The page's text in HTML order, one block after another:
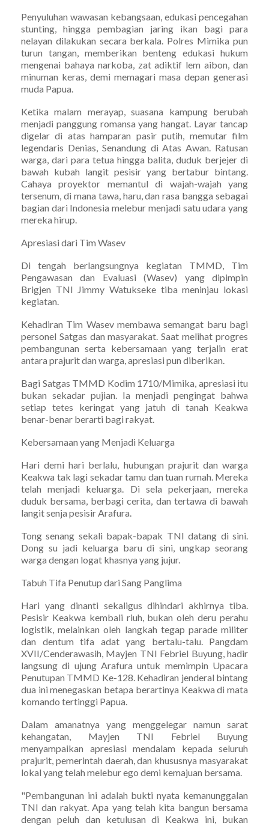
Penyuluhan wawasan kebangsaan, edukasi pencegahan
stunting, hingga pembagian jaring ikan bagi para
nelayan dilakukan secara berkala. Polres Mimika pun
turun tangan, memberikan benteng edukasi hukum
mengenai bahaya narkoba, zat adiktif lem aibon, dan
minuman keras, demi memagari masa depan generasi
muda Papua.
Ketika malam merayap, suasana kampung berubah
menjadi panggung romansa yang hangat. Layar tancap
digelar di atas hamparan pasir putih, memutar film
legendaris Denias, Senandung di Atas Awan. Ratusan
warga, dari para tetua hingga balita, duduk berjejer di
bawah kubah langit pesisir yang bertabur bintang.
Cahaya proyektor memantul di wajah-wajah yang
tersenum, di mana tawa, haru, dan rasa bangga sebagai
bagian dari Indonesia melebur menjadi satu udara yang
mereka hirup.
Apresiasi dari Tim Wasev
Di tengah berlangsungnya kegiatan TMMD, Tim
Pengawasan dan Evaluasi (Wasev) yang dipimpin
Brigjen TNI Jimmy Watukseke tiba meninjau lokasi
kegiatan.
Kehadiran Tim Wasev membawa semangat baru bagi
personel Satgas dan masyarakat. Saat melihat progres
pembangunan serta kebersamaan yang terjalin erat
antara prajurit dan warga, apresiasi pun diberikan.
Bagi Satgas TMMD Kodim 1710/Mimika, apresiasi itu
bukan sekadar pujian. Ia menjadi pengingat bahwa
setiap tetes keringat yang jatuh di tanah Keakwa
benar-benar berarti bagi rakyat.
Kebersamaan yang Menjadi Keluarga
Hari demi hari berlalu, hubungan prajurit dan warga
Keakwa tak lagi sekadar tamu dan tuan rumah. Mereka
telah menjadi keluarga. Di sela pekerjaan, mereka
duduk bersama, berbagi cerita, dan tertawa di bawah
langit senja pesisir Arafura.
Tong senang sekali bapak-bapak TNI datang di sini.
Dong su jadi keluarga baru di sini, ungkap seorang
warga dengan logat khasnya yang jujur.
Tabuh Tifa Penutup dari Sang Panglima
Hari yang dinanti sekaligus dihindari akhirnya tiba.
Pesisir Keakwa kembali riuh, bukan oleh deru perahu
logistik, melainkan oleh langkah tegap parade militer
dan dentum tifa adat yang bertalu-talu. Pangdam
XVII/Cenderawasih, Mayjen TNI Febriel Buyung, hadir
langsung di ujung Arafura untuk memimpin Upacara
Penutupan TMMD Ke-128. Kehadiran jenderal bintang
dua ini menegaskan betapa berartinya Keakwa di mata
komando tertinggi Papua.
Dalam amanatnya yang menggelegar namun sarat
kehangatan, Mayjen TNI Febriel Buyung
menyampaikan apresiasi mendalam kepada seluruh
prajurit, pemerintah daerah, dan khususnya masyarakat
lokal yang telah melebur ego demi kemajuan bersama.
"Pembangunan ini adalah bukti nyata kemanunggalan
TNI dan rakyat. Apa yang telah kita bangun bersama
dengan peluh dan ketulusan di Keakwa ini, bukan